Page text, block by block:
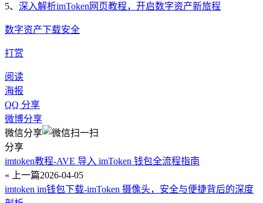
5、 深入解析imToken网页教程，开启数字资产新旅程
数字资产下载安全
打赏
阅读
海报
QQ 分享
微博分享
微信分享
分享
imtoken教程-AVE 导入 imToken 钱包全流程指南
« 上一篇2026-04-05
imtoken im钱包下载-imToken 摄像头，安全与便捷背后的深度